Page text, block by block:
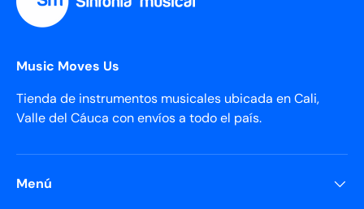
Music Moves Us
Tienda de instrumentos musicales ubicada en Cali,
Valle del Cáuca con envíos a todo el país.
Menú